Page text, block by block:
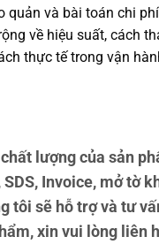
quản và bài toán chi
về hiệu suất, cách
thực tế trong vận
lượng của sản
SDS, Invoice, mở
tôi sẽ hỗ trợ và tư
xin vui lòng liên